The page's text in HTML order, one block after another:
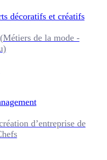
décoratifs et créatifs
de la mode -
d’entreprise de